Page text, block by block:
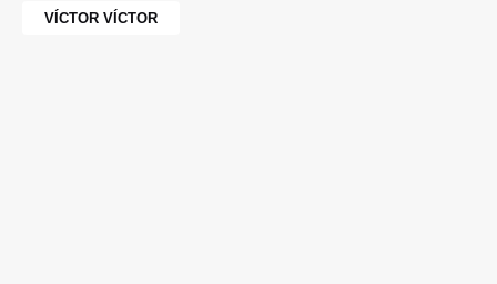
VÍCTOR VÍCTOR